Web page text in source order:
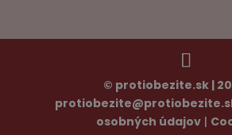
© protiobezite.sk |
osobných údajov|